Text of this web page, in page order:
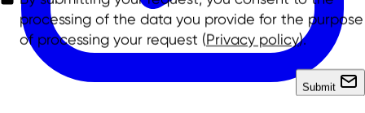
processing of the data you provide for the purpose
of processing your request (Privacy policy).
Submit